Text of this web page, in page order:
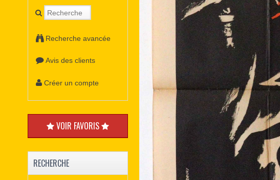
Recherche avancée
Avis des clients
Créer un compte
VOIR FAVORIS
RECHERCHE